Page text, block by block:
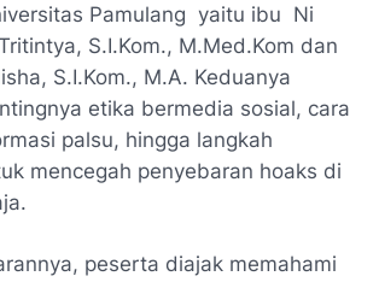
Pamulang yaitu ibu Ni
S.I.Kom., M.Med.Kom dan
S.I.Kom., M.A. Keduanya
etika bermedia sosial, cara
palsu, hingga langkah
mencegah penyebaran hoaks di
peserta diajak memahami